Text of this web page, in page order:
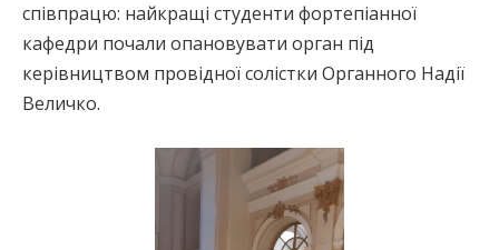
співпрацю: найкращі студенти фортепіанної
кафедри почали опановувати орган під
керівництвом провідної солістки Органного Надії
Величко.